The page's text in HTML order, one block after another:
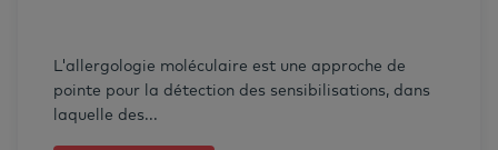
L'allergologie moléculaire est une approche de
pointe pour la détection des sensibilisations, dans
laquelle des...